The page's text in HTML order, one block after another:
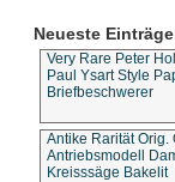
Neueste
Very Rare Peter
Paul Ysart Style
Briefbeschwerer
Antike Rarität Orig.
Antriebsmodell
Kreisssäge Bakelit